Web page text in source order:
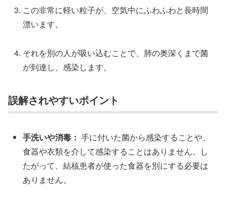
この非常に軽い粒子が、空気中にふわふわと長時間
漂います。
それを別の人が吸い込むことで、肺の奥深くまで菌
が到達し、感染します。
誤解されやすいポイント
手洗いや消毒： 手に付いた菌から感染することや、
食器や衣類を介して感染することはありません。し
たがって、結核患者が使った食器を別にする必要は
ありません。